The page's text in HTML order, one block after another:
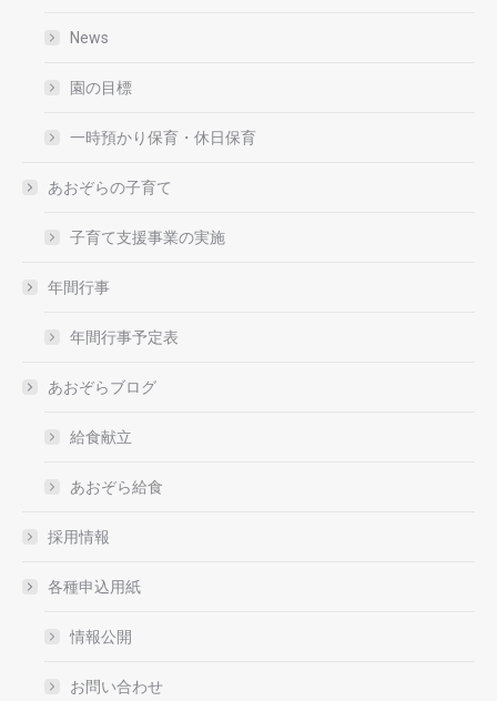
News
園の目標
一時預かり保育・休日保育
あおぞらの子育て
子育て支援事業の実施
年間行事
年間行事予定表
あおぞらブログ
給食献立
あおぞら給食
採用情報
各種申込用紙
情報公開
お問い合わせ